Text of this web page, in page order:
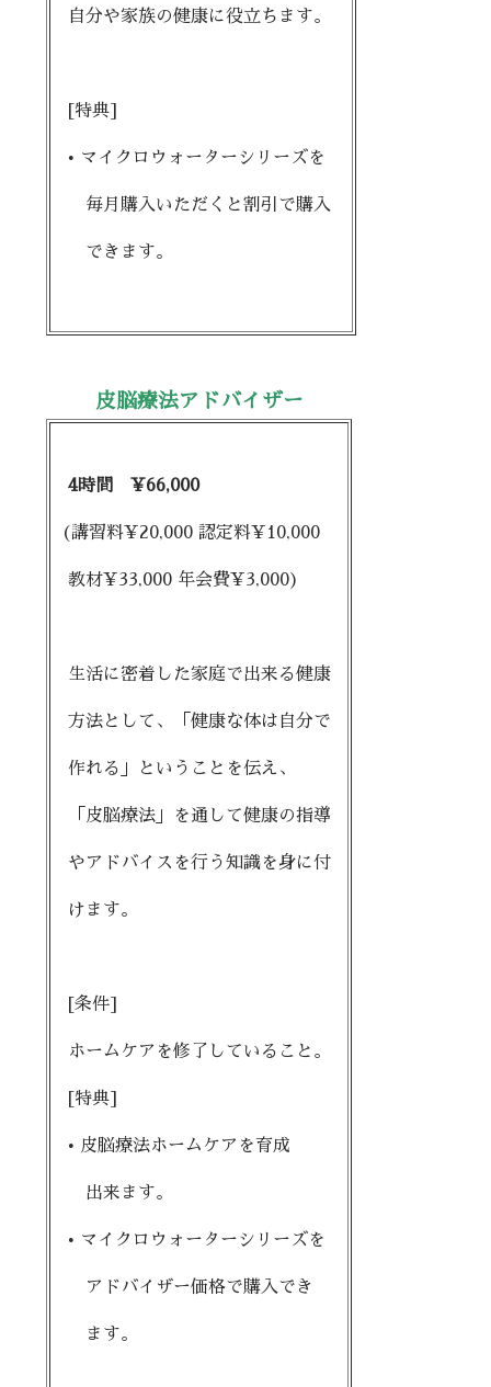
自分や家族の健康に役立ちます。
[特典]
• マイクロウォーターシリーズを
毎月購入いただくと割引で購入
できます。
皮脳療法アドバイザー
4時間 ¥66,000
(講習料¥20,000 認定料¥10,000
教材¥33,000 年会費¥3,000)
生活に密着した家庭で出来る健康
方法として、「健康な体は自分で
作れる」ということを伝え、
「皮脳療法」を通して健康の指導
やアドバイスを行う知識を身に付
けます。
[条件]
ホームケアを修了していること。
[特典]
• 皮脳療法ホームケアを育成
出来ます。
• マイクロウォーターシリーズを
アドバイザー価格で購入でき
ます。